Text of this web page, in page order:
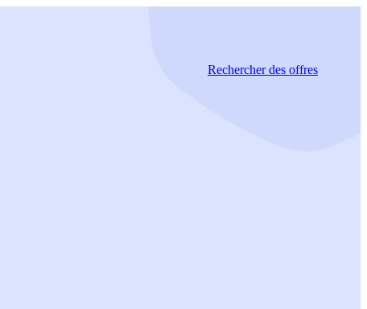
Rechercherdes offres